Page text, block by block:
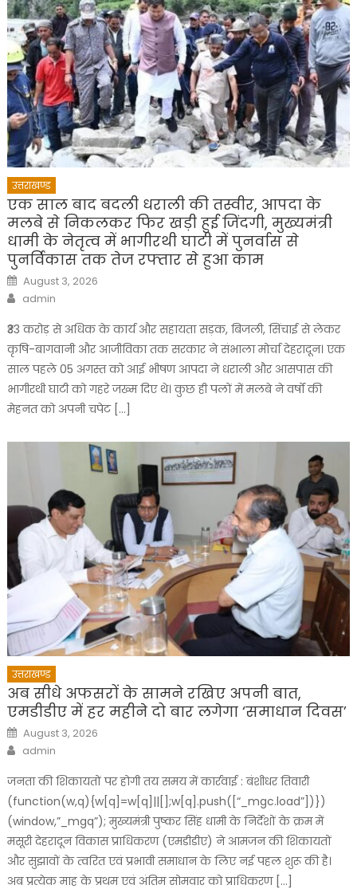
उत्तराखण्ड
एक साल बाद बदली धराली की तस्वीर, आपदा के
मलबे से निकलकर फिर खड़ी हुई जिंदगी, मुख्यमंत्री
धामी के नेतृत्व में भागीरथी घाटी में पुनर्वास से
पुनर्विकास तक तेज रफ्तार से हुआ काम
Posted
on
August 3, 2026
Author
admin
₹33 करोड़ से अधिक के कार्य और सहायता सड़क, बिजली, सिंचाई से लेकर
कृषि-बागवानी और आजीविका तक सरकार ने संभाला मोर्चा देहरादून। एक
साल पहले 05 अगस्त को आई भीषण आपदा ने धराली और आसपास की
भागीरथी घाटी को गहरे जख्म दिए थे। कुछ ही पलों में मलबे ने वर्षों की
मेहनत को अपनी चपेट […]
उत्तराखण्ड
अब सीधे अफसरों के सामने रखिए अपनी बात,
एमडीडीए में हर महीने दो बार लगेगा ‘समाधान दिवस’
Posted
on
August 3, 2026
Author
admin
जनता की शिकायतों पर होगी तय समय में कार्रवाई : बंशीधर तिवारी
(function(w,q){w[q]=w[q]||[];w[q].push([“_mgc.load”])})
(window,”_mgq”); मुख्यमंत्री पुष्कर सिंह धामी के निर्देशों के क्रम में
मसूरी देहरादून विकास प्राधिकरण (एमडीडीए) ने आमजन की शिकायतों
और सुझावों के त्वरित एवं प्रभावी समाधान के लिए नई पहल शुरू की है।
अब प्रत्येक माह के प्रथम एवं अंतिम सोमवार को प्राधिकरण […]